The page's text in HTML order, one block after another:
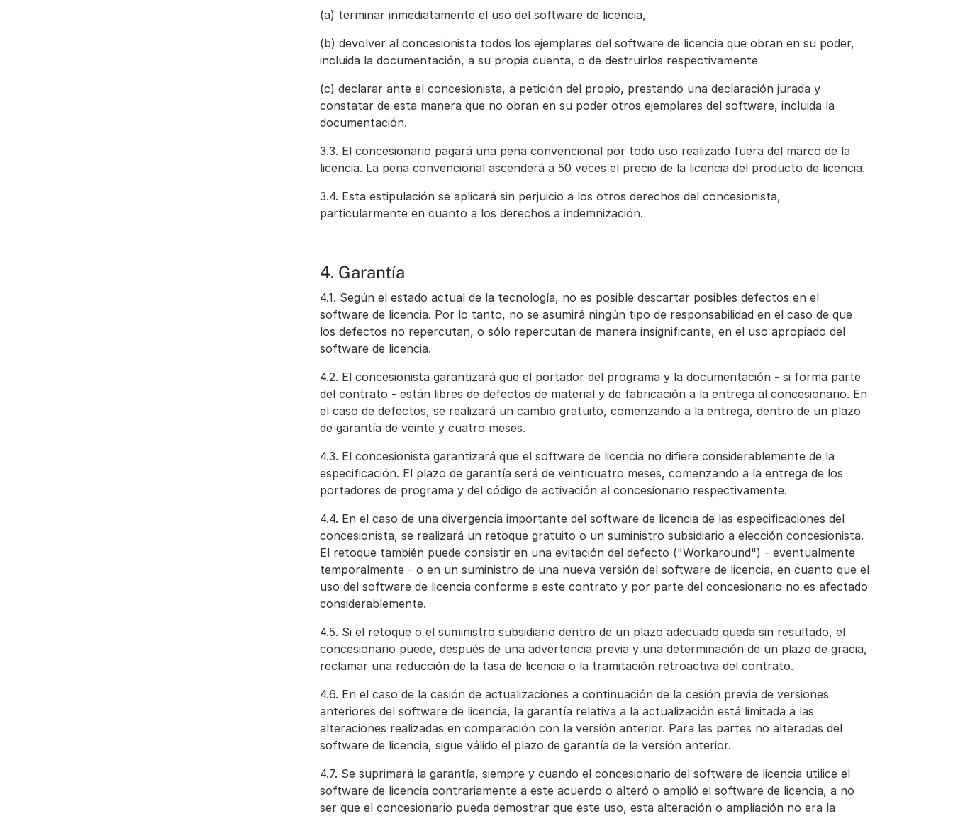
(a) terminar inmediatamente el uso del software de licencia,
(b) devolver al concesionista todos los ejemplares del software de licencia que obran en su poder,
incluida la documentación, a su propia cuenta, o de destruirlos respectivamente
(c) declarar ante el concesionista, a petición del propio, prestando una declaración jurada y
constatar de esta manera que no obran en su poder otros ejemplares del software, incluida la
documentación.
3.3. El concesionario pagará una pena convencional por todo uso realizado fuera del marco de la
licencia. La pena convencional ascenderá a 50 veces el precio de la licencia del producto de licencia.
3.4. Esta estipulación se aplicará sin perjuicio a los otros derechos del concesionista,
particularmente en cuanto a los derechos a indemnización.
4. Garantía
4.1. Según el estado actual de la tecnología, no es posible descartar posibles defectos en el
software de licencia. Por lo tanto, no se asumirá ningún tipo de responsabilidad en el caso de que
los defectos no repercutan, o sólo repercutan de manera insignificante, en el uso apropiado del
software de licencia.
4.2. El concesionista garantizará que el portador del programa y la documentación - si forma parte
del contrato - están libres de defectos de material y de fabricación a la entrega al concesionario. En
el caso de defectos, se realizará un cambio gratuito, comenzando a la entrega, dentro de un plazo
de garantía de veinte y cuatro meses.
4.3. El concesionista garantizará que el software de licencia no difiere considerablemente de la
especificación. El plazo de garantía será de veinticuatro meses, comenzando a la entrega de los
portadores de programa y del código de activación al concesionario respectivamente.
4.4. En el caso de una divergencia importante del software de licencia de las especificaciones del
concesionista, se realizará un retoque gratuito o un suministro subsidiario a elección concesionista.
El retoque también puede consistir en una evitación del defecto ("Workaround") - eventualmente
temporalmente - o en un suministro de una nueva versión del software de licencia, en cuanto que el
uso del software de licencia conforme a este contrato y por parte del concesionario no es afectado
considerablemente.
4.5. Si el retoque o el suministro subsidiario dentro de un plazo adecuado queda sin resultado, el
concesionario puede, después de una advertencia previa y una determinación de un plazo de gracia,
reclamar una reducción de la tasa de licencia o la tramitación retroactiva del contrato.
4.6. En el caso de la cesión de actualizaciones a continuación de la cesión previa de versiones
anteriores del software de licencia, la garantía relativa a la actualización está limitada a las
alteraciones realizadas en comparación con la versión anterior. Para las partes no alteradas del
software de licencia, sigue válido el plazo de garantía de la versión anterior.
4.7. Se suprimará la garantía, siempre y cuando el concesionario del software de licencia utilice el
software de licencia contrariamente a este acuerdo o alteró o amplió el software de licencia, a no
ser que el concesionario pueda demostrar que este uso, esta alteración o ampliación no era la